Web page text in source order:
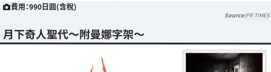
費用：990日圓(含稅)
PR TIMES
月下奇人聖代～附曼娜字架～